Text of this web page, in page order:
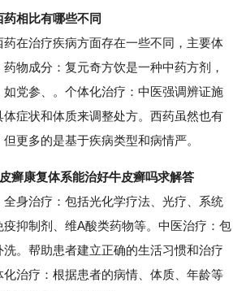
相比有哪些不同
治疗疾病方面存在一些不同，主要体
物成分：复元奇方饮是一种中药方剂，
党参、。个体化治疗：中医强调辨证施
症状和体质来调整处方。西药虽然也有
更多的是基于疾病类型和病情严。
癣康复体系能治好牛皮癣吗求解答
治疗：包括光化学疗法、光疗、系统
抑制剂、维A酸类药物等。中医治疗：包
。帮助患者建立正确的生活习惯和治疗
治疗：根据患者的病情、体质、年龄等